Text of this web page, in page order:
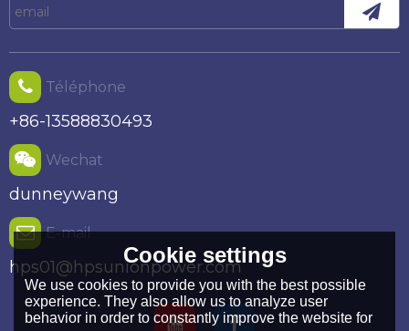
Téléphone
+86-13588830493
Wechat
dunneywang
E-mail
hps01@hpsunionpower.com
Cookie settings
We use cookies to provide you with the best possible
experience. They also allow us to analyze user
behavior in order to constantly improve the website for